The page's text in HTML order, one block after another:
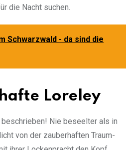
die Nacht suchen.
Schwarzwald - da sind die
Loreley
Nie beseelter als in
von der zauberhaften Traum-